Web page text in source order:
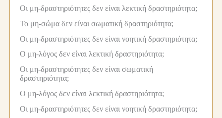
Οι μη-δραστηριότητες δεν είναι λεκτική δραστηριότητα;
Το μη-σώμα δεν είναι σωματική δραστηριότητα;
Οι μη-δραστηριότητες δεν είναι νοητική δραστηριότητα;
Ο μη-λόγος δεν είναι λεκτική δραστηριότητα;
Οι μη-δραστηριότητες δεν είναι σωματική
δραστηριότητα;
Ο μη-λόγος δεν είναι λεκτική δραστηριότητα;
Οι μη-δραστηριότητες δεν είναι νοητική δραστηριότητα;